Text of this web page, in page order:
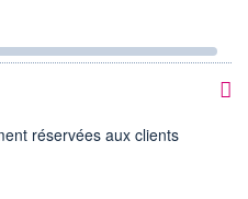
réservées aux clients